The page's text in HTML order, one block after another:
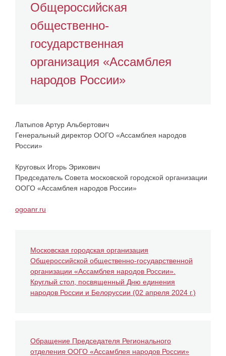
Общероссийская
общественно-
государственная
организация «Ассамблея
народов России»
Латыпов Артур Альбертович
Генеральный директор ООГО «Ассамблея народов
России»
Круговых Игорь Эрикович
Председатель Совета московской городской организации
ООГО «Ассамблея народов России»
ogoanr.ru
Московская городская организация
Общероссийской общественно-государственной
организации «Ассамблея народов России».
Круглый стол, посвященный Дню единения
народов России и Белоруссии (02 апреля 2024 г.)
Обращение Председателя Регионального
отделения ООГО «Ассамблея народов России»